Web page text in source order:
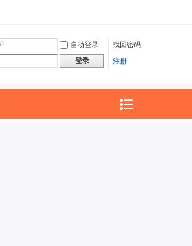
自动登录
找回密码
登录 注册